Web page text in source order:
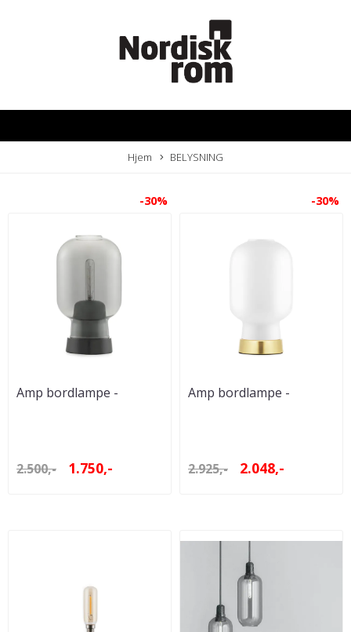
Hjem BELYSNING
-30%
Amp bordlampe -
2.500,- 1.750,-
-30%
Amp bordlampe -
2.925,- 2.048,-